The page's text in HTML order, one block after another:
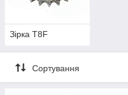
Зірка T8F
Сортування